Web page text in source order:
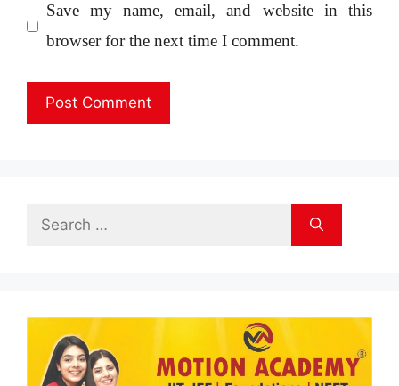
Save my name, email, and website in this
browser for the next time I comment.
Search